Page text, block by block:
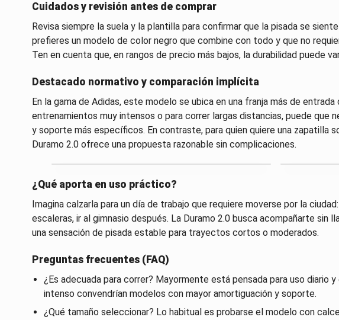
Cuidados y revisión antes de comprar
Revisa siempre la suela y la plantilla para confirmar que la pisada se
prefieres un modelo de color negro que combine con todo y que no
Ten en cuenta que, en rangos de precio más bajos, la durabilidad puede
Destacado normativo y comparación implícita
En la gama de Adidas, este modelo se ubica en una franja más de entrada
entrenamientos muy intensos o para correr largas distancias, puede que
y soporte más específicos. En contraste, para quien quiere una zapatilla
Duramo 2.0 ofrece una propuesta razonable sin complicaciones.
¿Qué aporta en uso práctico?
Imagina calzarla para un día de trabajo que requiere moverse por la
escaleras, ir al gimnasio después. La Duramo 2.0 busca acompañarte sin
una sensación de pisada estable para trayectos cortos o moderados.
Preguntas frecuentes (FAQ)
¿Es adecuada para correr? Mayormente está pensada para uso diario
intenso convendrían modelos con mayor amortiguación y soporte.
¿Qué tamaño seleccionar? Lo habitual es probarse el modelo con